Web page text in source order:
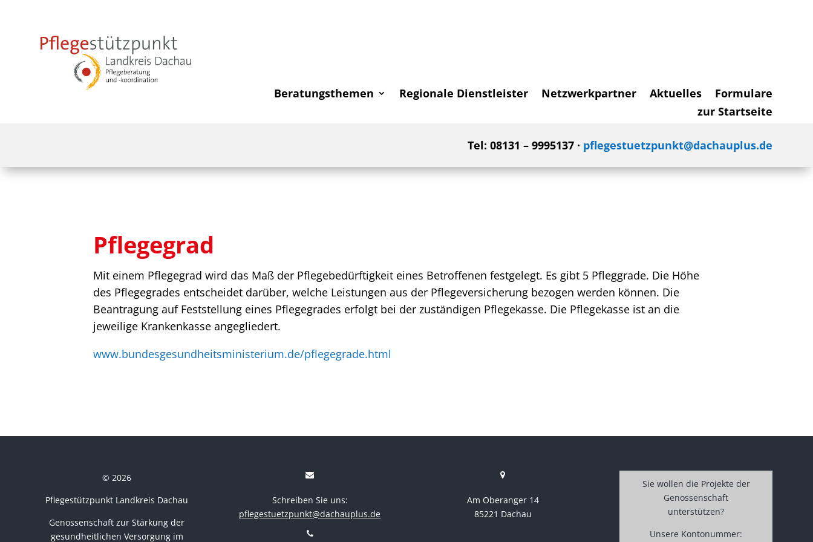
Beratungsthemen Regionale Dienstleister Netzwerkpartner Aktuelles
Formulare
zur Startseite
Tel: 08131 – 9995137 · pflegestuetzpunkt@dachauplus.de
Pflegegrad
Mit einem Pflegegrad wird das Maß der Pflegebedürftigkeit eines Betroffenen festgelegt. Es gibt 5 Pfleggrade. Die Höhe
des Pflegegrades entscheidet darüber, welche Leistungen aus der Pflegeversicherung bezogen werden können. Die
Beantragung auf Feststellung eines Pflegegrades erfolgt bei der zuständigen Pflegekasse. Die Pflegekasse ist an die
jeweilige Krankenkasse angegliedert.
www.bundesgesundheitsministerium.de/pflegegrade.html
© 2026
Pflegestützpunkt Landkreis Dachau
Genossenschaft zur Stärkung der
gesundheitlichen Versorgung im
Schreiben Sie uns:
pflegestuetzpunkt@dachauplus.de
Am Oberanger 14
85221 Dachau
Sie wollen die Projekte der
Genossenschaft
unterstützen?
Unsere Kontonummer: